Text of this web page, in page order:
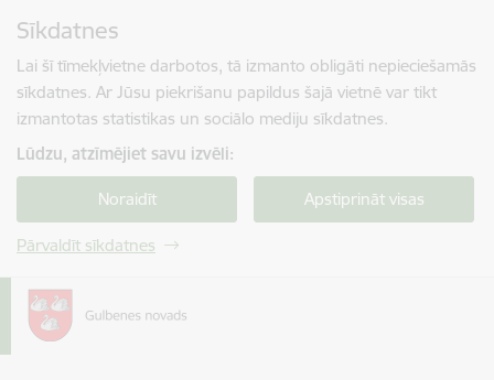
Sīkdatnes
Lai šī tīmekļvietne darbotos, tā izmanto obligāti nepieciešamās
sīkdatnes. Ar Jūsu piekrišanu papildus šajā vietnē var tikt
izmantotas statistikas un sociālo mediju sīkdatnes.
Lūdzu, atzīmējiet savu izvēli:
Noraidīt Apstiprināt visas
Pārvaldīt sīkdatnes